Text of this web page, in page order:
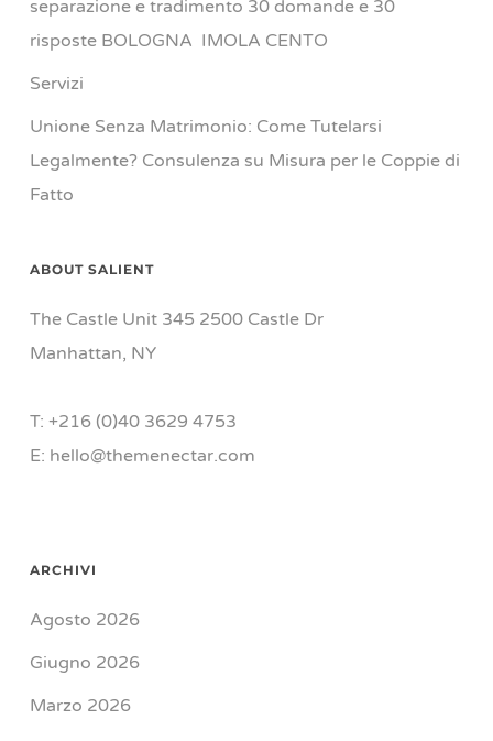
separazione e tradimento 30 domande e 30
risposte BOLOGNA IMOLA CENTO
Servizi
Unione Senza Matrimonio: Come Tutelarsi
Legalmente? Consulenza su Misura per le Coppie di
Fatto
ABOUT SALIENT
The Castle Unit 345 2500 Castle Dr
Manhattan, NY
T: +216 (0)40 3629 4753
E: hello@themenectar.com
ARCHIVI
Agosto 2026
Giugno 2026
Marzo 2026